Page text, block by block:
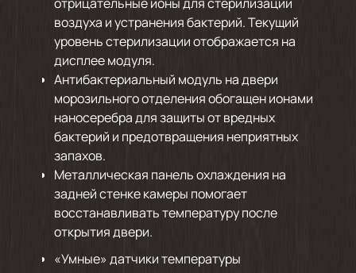
воздуха и устранения бактерий. Текущий
уровень стерилизации отображается на
дисплее модуля.
Антибактериальный модуль на двери
морозильного отделения обогащен ионами
наносеребра для защиты от вредных
бактерий и предотвращения неприятных
запахов.
Металлическая панель охлаждения на
задней стенке камеры помогает
восстанавливать температуру после
открытия двери.
«Умные» датчики температуры